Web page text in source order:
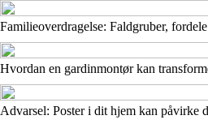
Familieoverdragelse: Faldgruber,
Hvordan en gardinmontør kan
Advarsel: Poster i dit hjem kan påvirke